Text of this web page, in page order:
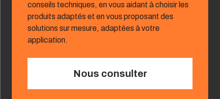
conseils techniques, en vous aidant à choisir les
produits adaptés et en vous proposant des
solutions sur mesure, adaptées à votre
application.
Nous consulter